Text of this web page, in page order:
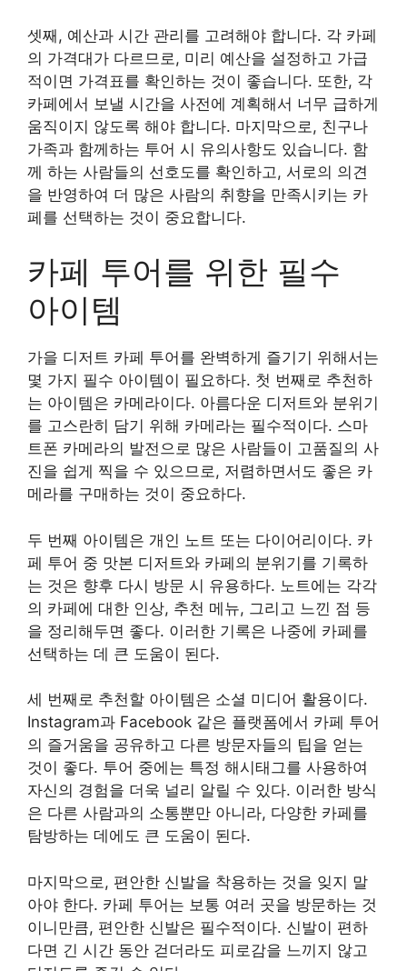
셋째, 예산과 시간 관리를 고려해야 합니다. 각 카페
의 가격대가 다르므로, 미리 예산을 설정하고 가급
적이면 가격표를 확인하는 것이 좋습니다. 또한, 각
카페에서 보낼 시간을 사전에 계획해서 너무 급하게
움직이지 않도록 해야 합니다. 마지막으로, 친구나
가족과 함께하는 투어 시 유의사항도 있습니다. 함
께 하는 사람들의 선호도를 확인하고, 서로의 의견
을 반영하여 더 많은 사람의 취향을 만족시키는 카
페를 선택하는 것이 중요합니다.
카페 투어를 위한 필수
아이템
가을 디저트 카페 투어를 완벽하게 즐기기 위해서는
몇 가지 필수 아이템이 필요하다. 첫 번째로 추천하
는 아이템은 카메라이다. 아름다운 디저트와 분위기
를 고스란히 담기 위해 카메라는 필수적이다. 스마
트폰 카메라의 발전으로 많은 사람들이 고품질의 사
진을 쉽게 찍을 수 있으므로, 저렴하면서도 좋은 카
메라를 구매하는 것이 중요하다.
두 번째 아이템은 개인 노트 또는 다이어리이다. 카
페 투어 중 맛본 디저트와 카페의 분위기를 기록하
는 것은 향후 다시 방문 시 유용하다. 노트에는 각각
의 카페에 대한 인상, 추천 메뉴, 그리고 느낀 점 등
을 정리해두면 좋다. 이러한 기록은 나중에 카페를
선택하는 데 큰 도움이 된다.
세 번째로 추천할 아이템은 소셜 미디어 활용이다.
Instagram과 Facebook 같은 플랫폼에서 카페 투어
의 즐거움을 공유하고 다른 방문자들의 팁을 얻는
것이 좋다. 투어 중에는 특정 해시태그를 사용하여
자신의 경험을 더욱 널리 알릴 수 있다. 이러한 방식
은 다른 사람과의 소통뿐만 아니라, 다양한 카페를
탐방하는 데에도 큰 도움이 된다.
마지막으로, 편안한 신발을 착용하는 것을 잊지 말
아야 한다. 카페 투어는 보통 여러 곳을 방문하는 것
이니만큼, 편안한 신발은 필수적이다. 신발이 편하
다면 긴 시간 동안 걷더라도 피로감을 느끼지 않고